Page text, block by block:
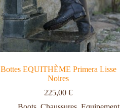
Bottes EQUITHÈME Primera Lisse
Noires
225,00€